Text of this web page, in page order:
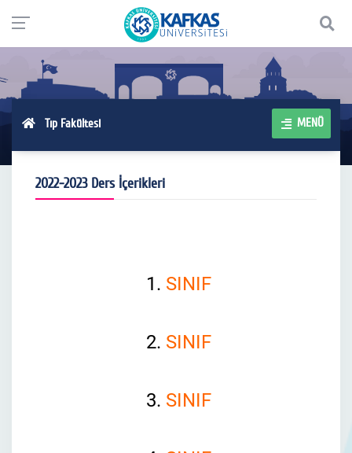
Tıp Fakültesi MENÜ
2022-2023 Ders İçerikleri
1. SINIF
2. SINIF
3. SINIF